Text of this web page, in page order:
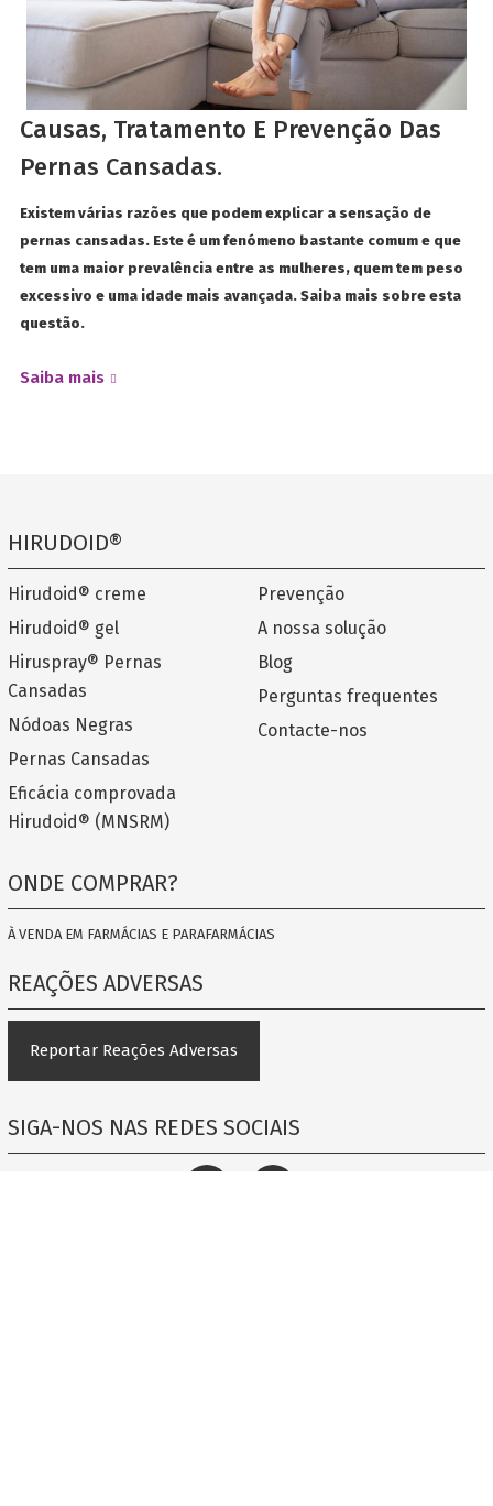
Causas, Tratamento E Prevenção Das
Pernas Cansadas.
Existem várias razões que podem explicar a sensação de
pernas cansadas. Este é um fenómeno bastante comum e que
tem uma maior prevalência entre as mulheres, quem tem peso
excessivo e uma idade mais avançada. Saiba mais sobre esta
questão.
Saiba mais
HIRUDOID®
Hirudoid® creme
Hirudoid® gel
Hiruspray® Pernas
Cansadas
Nódoas Negras
Pernas Cansadas
Eficácia comprovada
Hirudoid® (MNSRM)
Prevenção
A nossa solução
Blog
Perguntas frequentes
Contacte-nos
ONDE COMPRAR?
À VENDA EM FARMÁCIAS E PARAFARMÁCIAS
REAÇÕES ADVERSAS
Reportar Reações Adversas
SIGA-NOS NAS REDES SOCIAIS